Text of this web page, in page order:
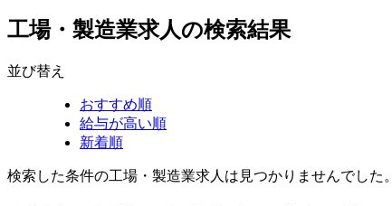
工場・製造業求人の検索結果
並び替え
おすすめ順
給与が高い順
新着順
検索した条件の工場・製造業求人は見つかりませんでした。